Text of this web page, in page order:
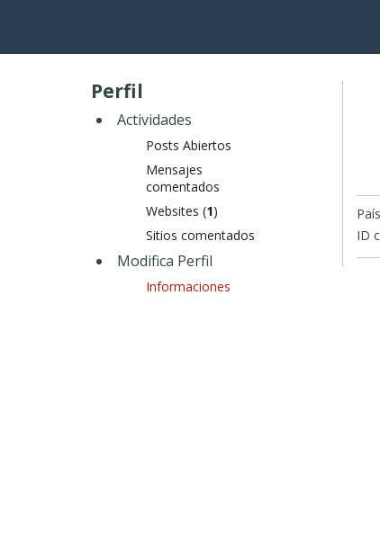
Perfil
Actividades
Posts Abiertos
Mensajes
comentados
Websites (1)
Sitios comentados
Modifica Perfil
Informaciones
ID